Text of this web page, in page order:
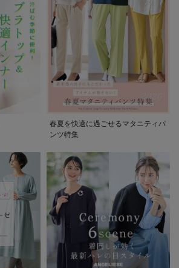
春夏を快適に過ごせるマタニティパ
ンツ特集